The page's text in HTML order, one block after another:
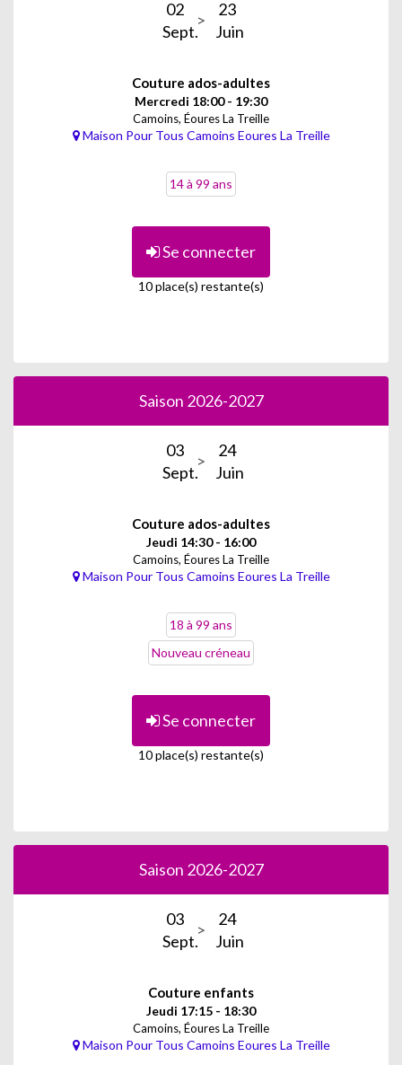
02
Sept.
23
Juin
Couture ados-adultes
Mercredi 18:00 - 19:30
Camoins, Éoures La Treille
Maison Pour Tous Camoins Eoures La Treille
14 à 99 ans
Se connecter
10 place(s) restante(s)
Saison 2026-2027
03
Sept.
24
Juin
Couture ados-adultes
Jeudi 14:30 - 16:00
Camoins, Éoures La Treille
Maison Pour Tous Camoins Eoures La Treille
18 à 99 ans
Nouveau créneau
Se connecter
10 place(s) restante(s)
Saison 2026-2027
03
Sept.
24
Juin
Couture enfants
Jeudi 17:15 - 18:30
Camoins, Éoures La Treille
Maison Pour Tous Camoins Eoures La Treille